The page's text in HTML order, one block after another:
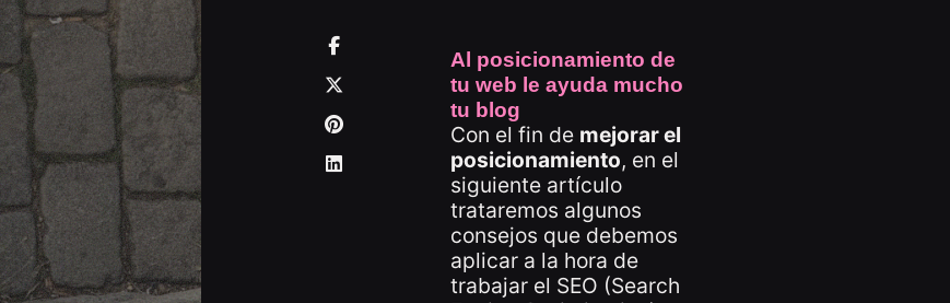
Al posicionamiento de
tu web le ayuda mucho
tu blog
Con el fin de mejorar el
posicionamiento, en el
siguiente artículo
trataremos algunos
consejos que debemos
aplicar a la hora de
trabajar el SEO (Search